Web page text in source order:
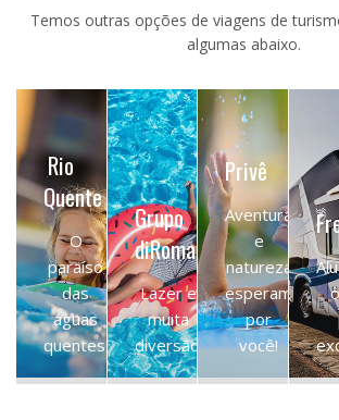
Temos outras opções de viagens de
algumas abaixo.
Rio
Quente
O
paraíso
das
águas
quentes.
Grupo
diRoma
Lazer e
muita
diversão!
Privê
Aventura
e
natureza
esperam
por
você!